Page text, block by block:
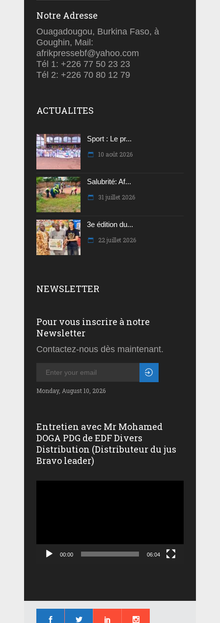
Notre Adresse
Ouagadougou, Burkina Faso, à
Goughin, Mail:
afrikpressebf@yahoo.com
Tél 1: +226 77 50 23 23
Tél 2: +226 70 80 12 79
ACTUALITES
Sport : Le pr...
10 août 2026
Salubrité: Af...
31 juillet 2026
3e édition du...
22 juillet 2026
NEWSLETTER
Pour vous inscrire à notre
Newsletter
Contactez-nous dès maintenant.
Monday, August 10, 2026
Entretien avec Mr Mohamed
DOGA PDG de EDF Divers
Distribution (Distributeur du jus
Bravo leader)
00:00 06:04